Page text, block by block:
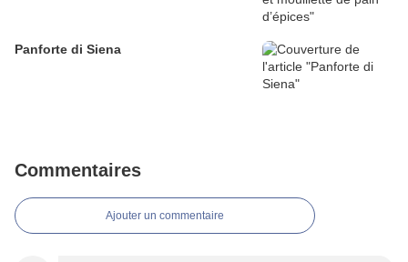
Panforte di Siena
Commentaires
Ajouter un commentaire